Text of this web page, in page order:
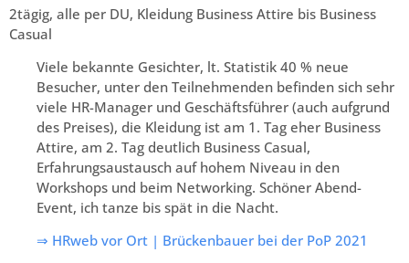
2tägig, alle per DU, Kleidung Business Attire bis Business
Casual
Viele bekannte Gesichter, lt. Statistik 40 % neue
Besucher, unter den Teilnehmenden befinden sich sehr
viele HR-Manager und Geschäftsführer (auch aufgrund
des Preises), die Kleidung ist am 1. Tag eher Business
Attire, am 2. Tag deutlich Business Casual,
Erfahrungsaustausch auf hohem Niveau in den
Workshops und beim Networking. Schöner Abend-
Event, ich tanze bis spät in die Nacht.
⇒ HRweb vor Ort | Brückenbauer bei der PoP 2021